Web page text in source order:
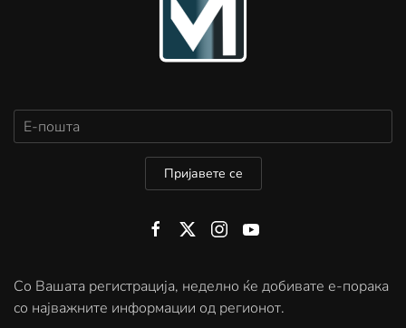
Пријавете се
Со Вашата регистрација, неделно ќе добивате е-порака
со најважните информации од регионот.